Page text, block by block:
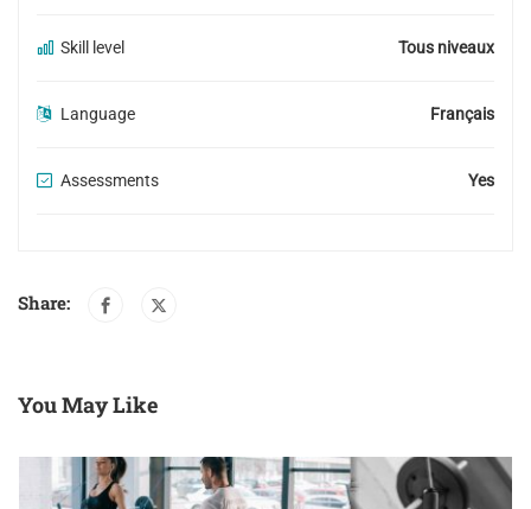
Skill level Tous niveaux
Language Français
Assessments Yes
Share:
You May Like